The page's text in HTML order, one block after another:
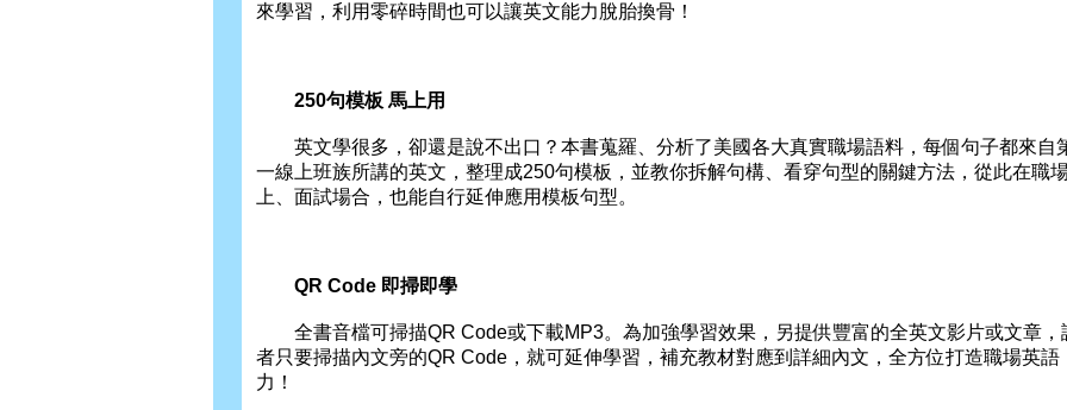
來學習，利用零碎時間也可以讓英文能力脫胎換骨！
250句模板 馬上用
英文學很多，卻還是說不出口？本書蒐羅、分析了美國各大真實職場語料，每個句子都來自
一線上班族所講的英文，整理成250句模板，並教你拆解句構、看穿句型的關鍵方法，從此在職
上、面試場合，也能自行延伸應用模板句型。
QR Code 即掃即學
全書音檔可掃描QR Code或下載MP3。為加強學習效果，另提供豐富的全英文影片或文章，
者只要掃描內文旁的QR Code，就可延伸學習，補充教材對應到詳細內文，全方位打造職場英語
力！